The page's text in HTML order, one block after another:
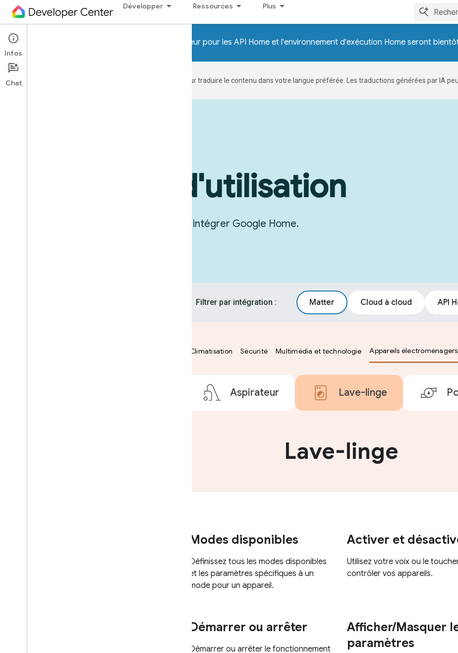
Développer Ressources Plus
Attention ! Les programmes Preview développeur pour les API Home et l'environnement d'exécution Home seront
Google utilise la technologie IA pour traduire le contenu dans votre langue préférée. Les traductions générées par IA
Exemples d'utilisation
Inspirez-vous de nos produits pour intégrer Google Home.
Infos
Chat